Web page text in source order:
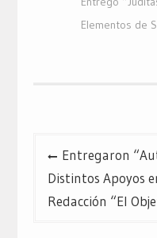
Elementos de
de
entradas
Entregaron
Distintos Apoyos
Redacción “El